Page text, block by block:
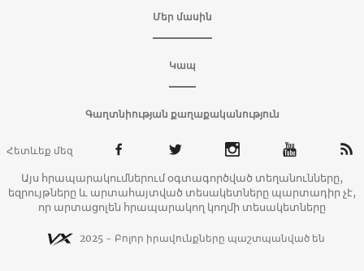
Մեր մասին
Կապ
Գաղտնիության քաղաքականություն
Հետևեք մեզ
Այս հրապարակումներում օգտագործված տեղանունները,
եզրույթները և արտահայտված տեսակետները պարտադիր չէ,
որ արտացոլեն հրապարակող կողմի տեսակետները
2025 - Բոլոր իրավունքները պաշտպանված են